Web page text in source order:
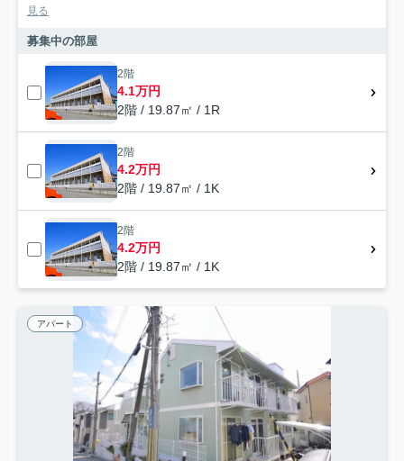
見る
募集中の部屋
2階
4.1万円
2階 / 19.87㎡ / 1R
2階
4.2万円
2階 / 19.87㎡ / 1K
2階
4.2万円
2階 / 19.87㎡ / 1K
アパート